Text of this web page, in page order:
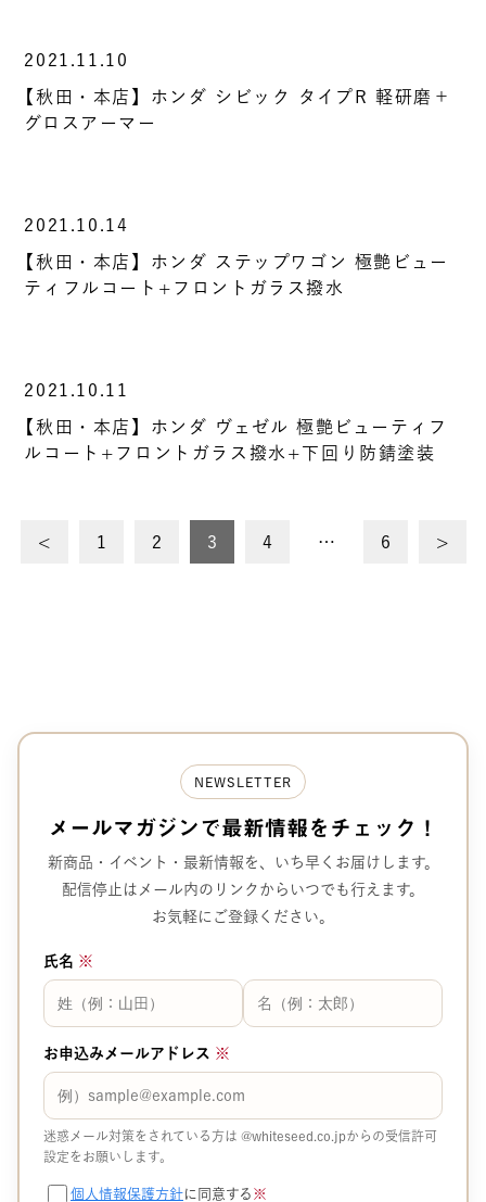
2021.11.10
【秋田・本店】ホンダ シビック タイプR 軽研磨＋
グロスアーマー
2021.10.14
【秋田・本店】ホンダ ステップワゴン 極艶ビュー
ティフルコート+フロントガラス撥水
2021.10.11
【秋田・本店】ホンダ ヴェゼル 極艶ビューティフ
ルコート+フロントガラス撥水+下回り防錆塗装
ジ
< 1 2 3 4 … 6 >
NEWSLETTER
メールマガジンで最新情報をチェック！
新商品・イベント・最新情報を、
いち早くお届けします。
配信停止はメール内のリンクから いつでも行えます。
お気軽にご登録ください。
氏名 ※
お申込みメールアドレス ※
迷惑メール対策をされている方は @whiteseed.co.jp​​からの受信許可
設定をお願いします。
個人情報保護方針に同意する ※